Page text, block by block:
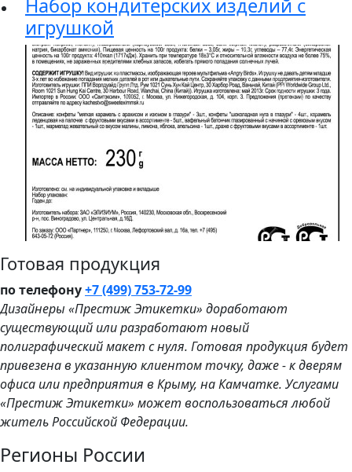
Набор кондитерских изделий с
игрушкой
Готовая продукция
по телефону+7 (499) 753-72-99
Дизайнеры «Престиж Этикетки» доработают
существующий или разработают новый
полиграфический макет с нуля. Готовая продукция будет
привезена в указанную клиентом точку, даже - к дверям
офиса или предприятия в Крыму, на Камчатке. Услугами
«Престиж Этикетки» может воспользоваться любой
житель Российской Федерации.
Регионы России